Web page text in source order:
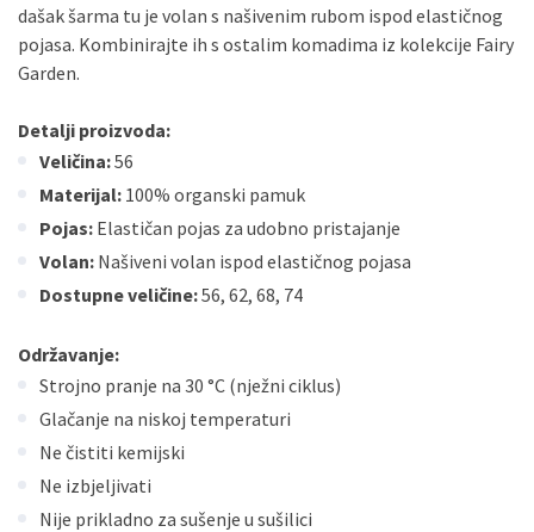
dašak šarma tu je volan s našivenim rubom ispod elastičnog
pojasa. Kombinirajte ih s ostalim komadima iz kolekcije Fairy
Garden.
Detalji proizvoda:
Veličina:56
Materijal: 100% organski pamuk
Pojas: Elastičan pojas za udobno pristajanje
Volan: Našiveni volan ispod elastičnog pojasa
Dostupne veličine:56, 62, 68, 74
Održavanje:
Strojno pranje na 30 °C (nježni ciklus)
Glačanje na niskoj temperaturi
Ne čistiti kemijski
Ne izbjeljivati
Nije prikladno za sušenje u sušilici